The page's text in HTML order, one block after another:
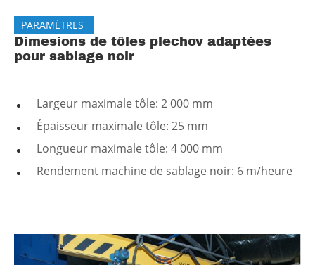
PARAMÈTRES
Dimesions de tôles plechov adaptées
pour sablage noir
Largeur maximale tôle: 2 000 mm
Épaisseur maximale tôle: 25 mm
Longueur maximale tôle: 4 000 mm
Rendement machine de sablage noir: 6 m/heure